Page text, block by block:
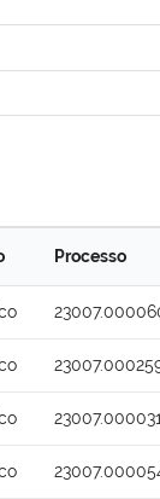
Processo